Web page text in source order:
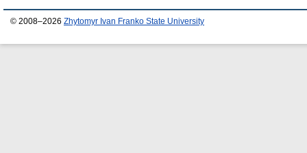
© 2008–2026 Zhytomyr Ivan Franko State University